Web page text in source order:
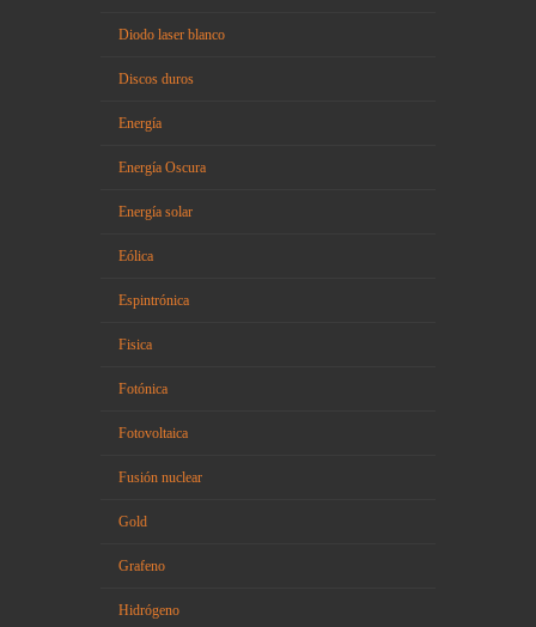
Diodo laser blanco
Discos duros
Energía
Energía Oscura
Energía solar
Eólica
Espintrónica
Fisica
Fotónica
Fotovoltaica
Fusión nuclear
Gold
Grafeno
Hidrógeno